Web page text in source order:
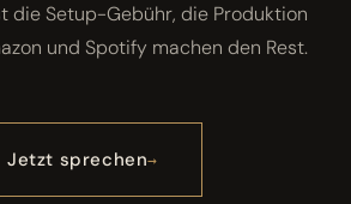
die Setup-Gebühr, die Produktion
und Spotify machen den Rest.
Jetzt sprechen